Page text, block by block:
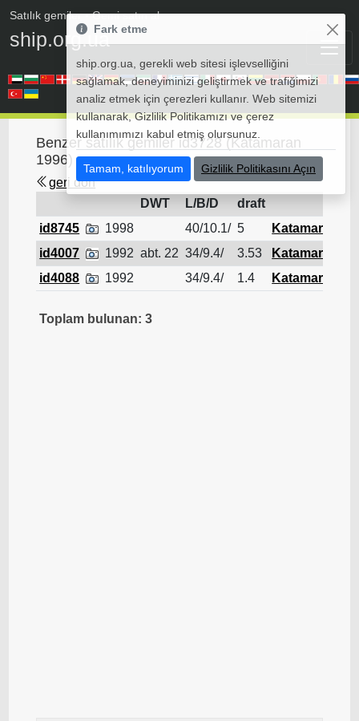
Satılık gemiler• Gemi satın al
ship.org.ua
Benzer satılık gemiler id3728 (Katamaran
1996)
geri dön
DWT
L/B/D draft
id8745
1998 40/10.1/ 5
Katamaran
id4007
1992 abt. 22 34/9.4/ 3.53
Katamaran
id4088
1992 34/9.4/ 1.4 Katamaran
Toplam bulunan: 3
Fark etme
ship.org.ua, gerekli web sitesi işlevselliğini
sağlamak, deneyiminizi geliştirmek ve trafiğimizi
analiz etmek için çerezleri kullanır. Web sitemizi
kullanarak, Gizlilik Politikamızı ve çerez
kullanımımızı kabul etmiş olursunuz.
Tamam, katılıyorum Gizlilik Politikasını Açın